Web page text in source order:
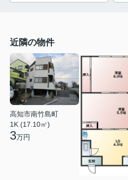
近隣の物件
高知市南竹島町
1K (17.10㎡)
3万円